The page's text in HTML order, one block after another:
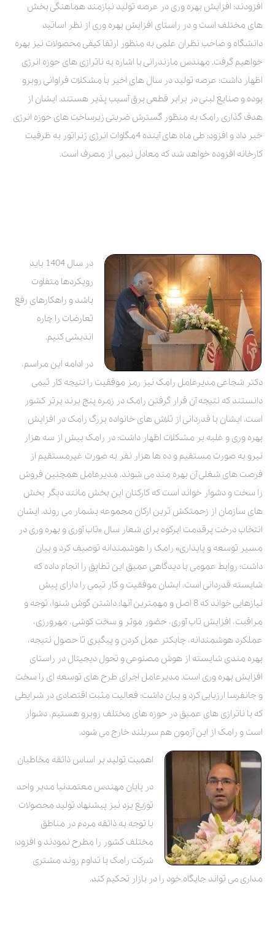
افزودند: افزایش بهره وری در عرصه تولید نیازمند هماهنگی بخش
های مختلف است و در راستای افزایش بهره وری از نظر اساتید
دانشگاه و صاحب نظران علمی به منظور ارتقا کیفی محصولات نیز بهره
خواهیم گرفت. مهندس مازندرانی با اشاره به ناترازی های حوزه انرژی
اظهار داشت: عرصه تولید در سال های اخیر با مشکلات فراوانی روبرو
بوده و صنایع لبنی در برابر قطعی برق آسیب پذیر هستند. ایشان از
هدف گذاری رامک به منظور گسترش ضربتی زیرساخت های حوزه انرژی
خبر داد و افزود: طی ماه های آینده 4مگاوات انرژی ژنراتور به ظرفیت
کارخانه افزوده خواهد شد که معادل نیمی از مصرف است.
در سال 1404 باید
رویکردها متفاوت
باشد و راهکارهای رفع
تعارضات را چاره
اندیشی کنیم.
در ادامه این مراسم،
دکتر شجاعی مدیرعامل رامک نیز رمز موفقیت را نتیجه کار تیمی
دانستند که نتیجه آن قرار گرفتن رامک در زمره پنج برند برتر کشور
است. ایشان با قدردانی از تلاش های خانواده بزرگ رامک در افزایش
بهره وری و غلبه بر مشکلات اظهار داشت: در رامک بیش از سه هزار
نیرو به صورت مستقیم و ده ها هزار نفر به صورت غیرمستقیم از
فرصت های شغلی آن بهره مند می شوند. مدیرعامل همچنین فروش
را سخت و دشوار خواند است که کارکنان این بخش مانند دیگر بخش
های سازمان از زحمتکش ترین ارکان مجموعه بشمار می روند. ایشان
انتخاب درخت پرقدمت ابرکوه برای شعار سال «تاب آوری و بهره وری در
مسیر توسعه و پایداری» رامک را هوشمندانه توصیف کرد و بیان
داشت: روابط عمومی با دیدگاهی عمیق این تطابق را انجام داده که
شایسته قدردانی است. ایشان موفقیت و کار تیمی را دارای پیش
نیازهایی خواند که 8 اصل و مهمترین آنها: داشتن گوش شنوا، توجه و
مراقبت، افزایش تاب آوری، حضور موثر و سخت کوشی، مهرورزی،
عملکرد هوشمندانه، چابکتر عمل کردن و پیگیری تا حصول نتیجه،
بهره مندی شایسته از هوش مصنوعی و تحول دیجیتال در راستای
افزایش بهره وری است. مدیرعامل اجرای طرح های توسعه ای را سخت
و جانفرسا ارزیابی کرد و بیان داشت: فعالیت مثبت اقتصادی در شرایطی
که با ناترازی های عمیق در حوزه های مختلف روبرو هستیم، دشوار
است و رامک از این آزمون هم سربلند خارج می شود.
اهمیت تولید بر اساس ذائقه مخاطبان
در پایان مهندس معتمدنیا مدیر واحد
توزیع یزد نیز پیشنهاد تولید محصولات
با توجه به ذائقه مردم در مناطق
مختلف کشور را مطرح نمودند و افزود:
شرکت رامک با تداوم روند مشتری
مداری می تواند جایگاه خود را در بازار تحکیم کند.